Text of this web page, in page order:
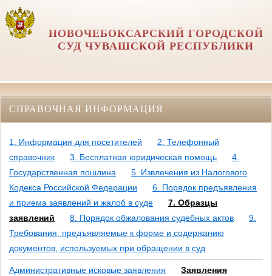
НОВОЧЕБОКСАРСКИЙ ГОРОДСКОЙ
СУД ЧУВАШСКОЙ РЕСПУБЛИКИ
СПРАВОЧНАЯ ИНФОРМАЦИЯ
1. Информация для посетителей
2. Телефонный
справочник
3. Бесплатная юридическая помощь
4.
Государственная пошлина
5. Извлечения из Налогового
Кодекса Российской Федерации
6. Порядок предъявления
и приема заявлений и жалоб в суде
7. Образцы
заявлений
8. Порядок обжалования судебных актов
9.
Требования, предъявляемые к форме и содержанию
документов, используемых при обращении в суд
Административные исковые заявления
Заявления